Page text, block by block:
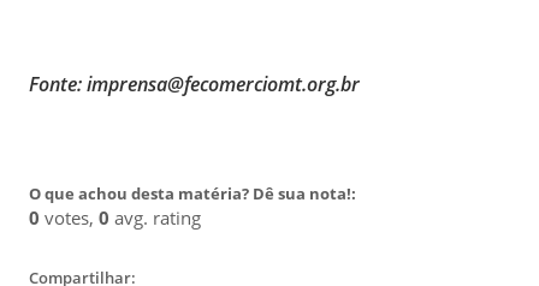
Fonte: imprensa@fecomerciomt.org.br
O que achou desta matéria? Dê sua nota!:
0 votes, 0 avg. rating
Compartilhar: